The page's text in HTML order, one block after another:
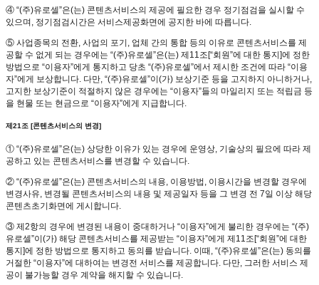
④ “(주)유로셀”은(는) 콘텐츠서비스의 제공에 필요한 경우 정기점검을 실시할 수
있으며, 정기점검시간은 서비스제공화면에 공지한 바에 따릅니다.
⑤ 사업종목의 전환, 사업의 포기, 업체 간의 통합 등의 이유로 콘텐츠서비스를 제
공할 수 없게 되는 경우에는 “(주)유로셀”은(는) 제11조[“회원”에 대한 통지]에 정한
방법으로 “이용자”에게 통지하고 당초 “(주)유로셀”에서 제시한 조건에 따라 “이용
자”에게 보상합니다. 다만, “(주)유로셀”이(가) 보상기준 등을 고지하지 아니하거나,
고지한 보상기준이 적절하지 않은 경우에는 “이용자”들의 마일리지 또는 적립금 등
을 현물 또는 현금으로 “이용자”에게 지급합니다.
제21조 [콘텐츠서비스의 변경]
① “(주)유로셀”은(는) 상당한 이유가 있는 경우에 운영상, 기술상의 필요에 따라 제
공하고 있는 콘텐츠서비스를 변경할 수 있습니다.
② “(주)유로셀”은(는) 콘텐츠서비스의 내용, 이용방법, 이용시간을 변경할 경우에
변경사유, 변경될 콘텐츠서비스의 내용 및 제공일자 등을 그 변경 전 7일 이상 해당
콘텐츠초기화면에 게시합니다.
③ 제2항의 경우에 변경된 내용이 중대하거나 “이용자”에게 불리한 경우에는 “(주)
유로셀”이(가) 해당 콘텐츠서비스를 제공받는 “이용자”에게 제11조[“회원”에 대한
통지]에 정한 방법으로 통지하고 동의를 받습니다. 이때, “(주)유로셀”은(는) 동의를
거절한 “이용자”에 대하여는 변경전 서비스를 제공합니다. 다만, 그러한 서비스 제
공이 불가능할 경우 계약을 해지할 수 있습니다.